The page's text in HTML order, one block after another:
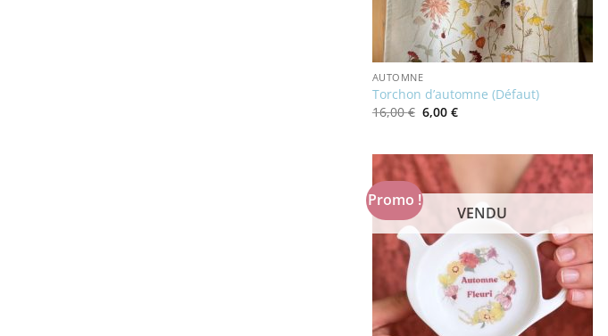
AUTOMNE
Torchon d’automne (Défaut)
16,00€ Le
prix
16,00 €.
6,00€Le
Promo !
VENDU